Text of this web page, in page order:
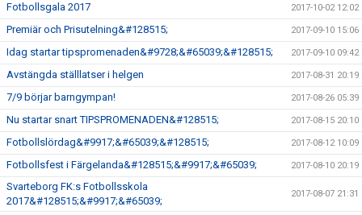
Fotbollsgala 2017 2017-10-02 12:02
Premiär och Prisutelning&#128515; 2017-09-10 15:06
Idag startar tipspromenaden&#9728;&#65039;&#128515; 2017-09-10 09:42
Avstängda ställlatser i helgen 2017-08-31 20:19
7/9 börjar barngympan! 2017-08-26 05:39
Nu startar snart TIPSPROMENADEN&#128515; 2017-08-15 20:10
Fotbollslördag&#9917;&#65039;&#128515; 2017-08-12 10:09
Fotbollsfest i Färgelanda&#128515;&#9917;&#65039; 2017-08-10 20:19
Svarteborg FK:s Fotbollsskola
2017&#128515;&#9917;&#65039;
2017-08-07 21:31